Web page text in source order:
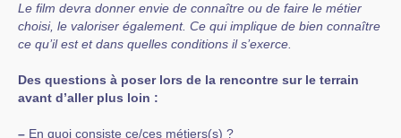
Le film devra donner envie de connaître ou de faire le métier
choisi, le valoriser également. Ce qui implique de bien connaître
ce qu’il est et dans quelles conditions il s’exerce.
Des questions à poser lors de la rencontre sur le terrain
avant d’aller plus loin :
– En quoi consiste ce/ces métiers(s) ?